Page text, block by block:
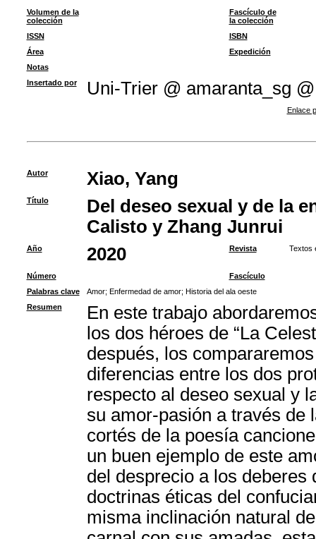
Volumen de la
colección
Fascículo de
la colección
ISSN
ISBN
Área
Expedición
Notas
Insertado por
Uni-Trier @ amaranta_sg @
Enlace
Autor Xiao, Yang
Título
Del deseo sexual y de la
Calisto y Zhang Junrui
Año 2020 Revista Textos
Número
Fascículo
Palabras clave
Amor; Enfermedad de amor; Historia del ala oeste
Resumen
En este trabajo
los dos héroes de “La
después, los
diferencias entre los dos
respecto al deseo sexual y
su amor-pasión a través de
cortés de la poesía
un buen ejemplo de este
del desprecio a los deberes
doctrinas éticas del
misma inclinación natural